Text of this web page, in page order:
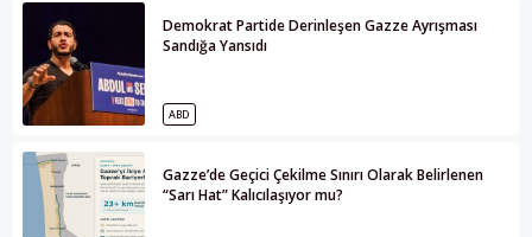
Demokrat Partide Derinleşen Gazze Ayrışması
Sandığa Yansıdı
ABD
Gazze’de Geçici Çekilme Sınırı Olarak Belirlenen
“Sarı Hat” Kalıcılaşıyor mu?